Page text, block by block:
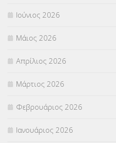
ΠΡΟΚΗΡΥΞΕΙΣ
ΣΕΜΙΝΑΡΙΑ – ΗΜΕΡΙΔΕΣ
ΣΕΠ(50)
ΣΤΕΛΕΧΗ (360)
ΣΥΜΒΟΥΛΕΥΤΙΚΟΣ ΣΤΑΘΜΟΣ
ΣΥΝΤΑΞΕΙΣ(12)
Ιούνιος 2026
Μάιος 2026
Απρίλιος 2026
Μάρτιος 2026
Φεβρουάριος 2026
Ιανουάριος 2026